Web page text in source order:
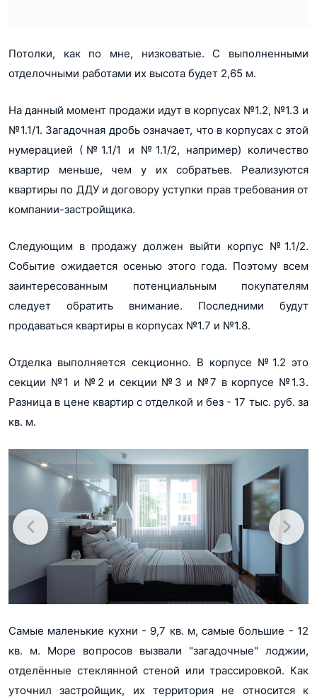
Потолки, как по мне, низковатые. С выполненными
отделочными работами их высота будет 2,65 м.
На данный момент продажи идут в корпусах №1.2, №1.3 и
№1.1/1. Загадочная дробь означает, что в корпусах с этой
нумерацией (№1.1/1 и №1.1/2, например) количество
квартир меньше, чем у их собратьев. Реализуются
квартиры по ДДУ и договору уступки прав требования от
компании-застройщика.
Следующим в продажу должен выйти корпус №1.1/2.
Событие ожидается осенью этого года. Поэтому всем
заинтересованным потенциальным покупателям
следует обратить внимание. Последними будут
продаваться квартиры в корпусах №1.7 и №1.8.
Отделка выполняется секционно. В корпусе №1.2 это
секции №1 и №2 и секции №3 и №7 в корпусе №1.3.
Разница в цене квартир с отделкой и без - 17 тыс. руб. за
кв. м.
Самые маленькие кухни - 9,7 кв. м, самые большие - 12
кв. м. Море вопросов вызвали "загадочные" лоджии,
отделённые стеклянной стеной или трассировкой. Как
уточнил застройщик, их территория не относится к